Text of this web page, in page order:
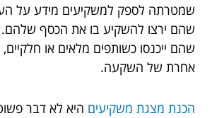
שמטרתה לספק למשקיעים מידע על
שהם ירצו להשקיע בו את הכסף שלהם.
שהם ייכנסו כשותפים מלאים או
אחרת של השקעה.
הכנת מצגת משקיעים היא לא דבר